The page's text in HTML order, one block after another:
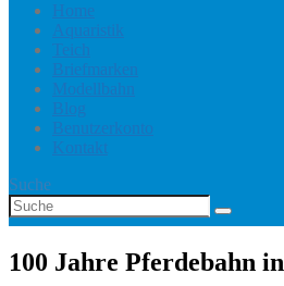
Home
Aquaristik
Teich
Briefmarken
Modellbahn
Blog
Benutzerkonto
Kontakt
Suche
100 Jahre Pferdebahn